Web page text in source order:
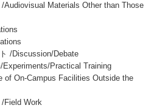
Audiovisual Materials Other than Those
/Discussion/Debate
Practical Training
of On-Campus Facilities Outside the
Field Work